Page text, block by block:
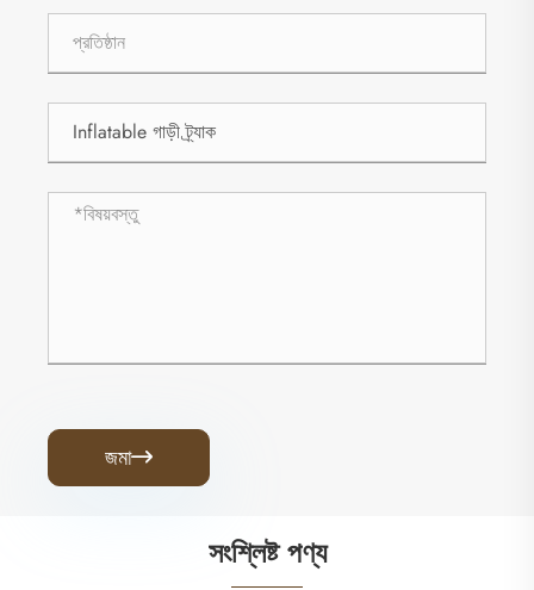
জমা
সংশ্লিষ্ট পণ্য